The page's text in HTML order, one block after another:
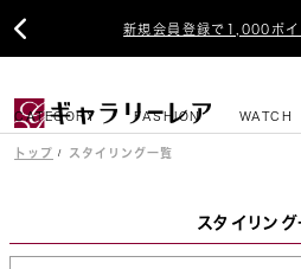
新規会員登録で1,000ポイ

CATEGORY FASHION WATCH
トップ スタイリング一覧
スタイリン